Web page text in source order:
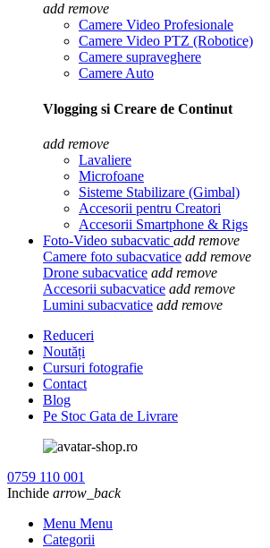
add remove
Camere Video Profesionale
Camere Video PTZ (Robotice)
Camere supraveghere
Camere Auto
Vlogging si Creare de Continut
add remove
Lavaliere
Microfoane
Sisteme Stabilizare (Gimbal)
Accesorii pentru Creatori
Accesorii Smartphone & Rigs
Foto-Video subacvatic add remove
Camere foto subacvatice add remove
Drone subacvatice add remove
Accesorii subacvatice add remove
Lumini subacvatice add remove
Reduceri
Noutăți
Cursuri fotografie
Contact
Blog
Pe Stoc Gata de Livrare
0759 110 001
Inchide arrow_back
Menu Menu
Categorii